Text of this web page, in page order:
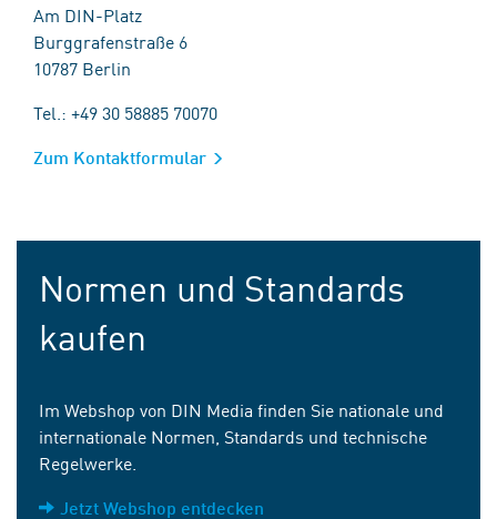
Am DIN-Platz
Burggrafenstraße 6
10787 Berlin
Tel.: +49 30 58885 70070
Zum Kontaktformular
Normen und Standards
kaufen
Im Webshop von DIN Media finden Sie nationale und
internationale Normen, Standards und technische
Regelwerke.
Jetzt Webshop entdecken